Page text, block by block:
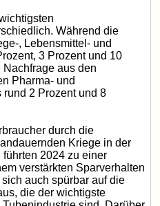
Während die
, Lebensmittel- und
3 Prozent und 10
aus den
Pharma- und
2 Prozent und 8
durch die
Kriege in der
2024 zu einer
verstärkten Sparverhalten
auch spürbar auf die
die der wichtigste